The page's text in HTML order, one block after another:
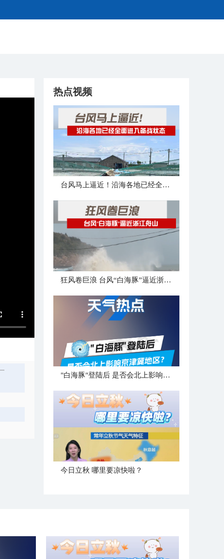
热点视频
台风马上逼近！沿海各地已经全面进入备战状态
狂风卷巨浪 台风“白海豚”逼近浙江舟山
"白海豚"登陆后 是否会北上影响京津冀地区？
今日立秋 哪里要凉快啦？